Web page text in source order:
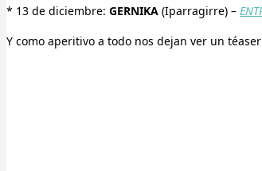
* 13 de diciembre: GERNIKA (Iparragirre) –
Y como aperitivo a todo nos dejan ver un